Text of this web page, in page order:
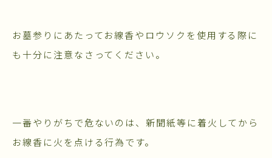
お墓参りにあたってお線香やロウソクを使用する際に
も十分に注意なさってください。
一番やりがちで危ないのは、新聞紙等に着火してから
お線香に火を点ける行為です。